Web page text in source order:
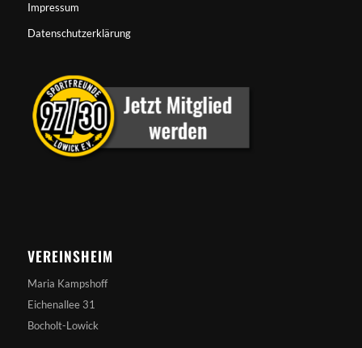
Impressum
Datenschutzerklärung
VEREINSHEIM
Maria Kampshoff
Eichenallee 31
Bocholt-Lowick